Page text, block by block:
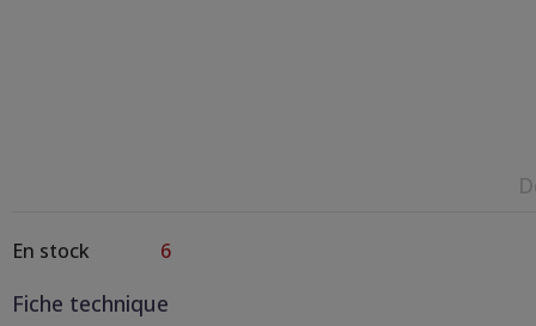
En stock 6
Fiche technique